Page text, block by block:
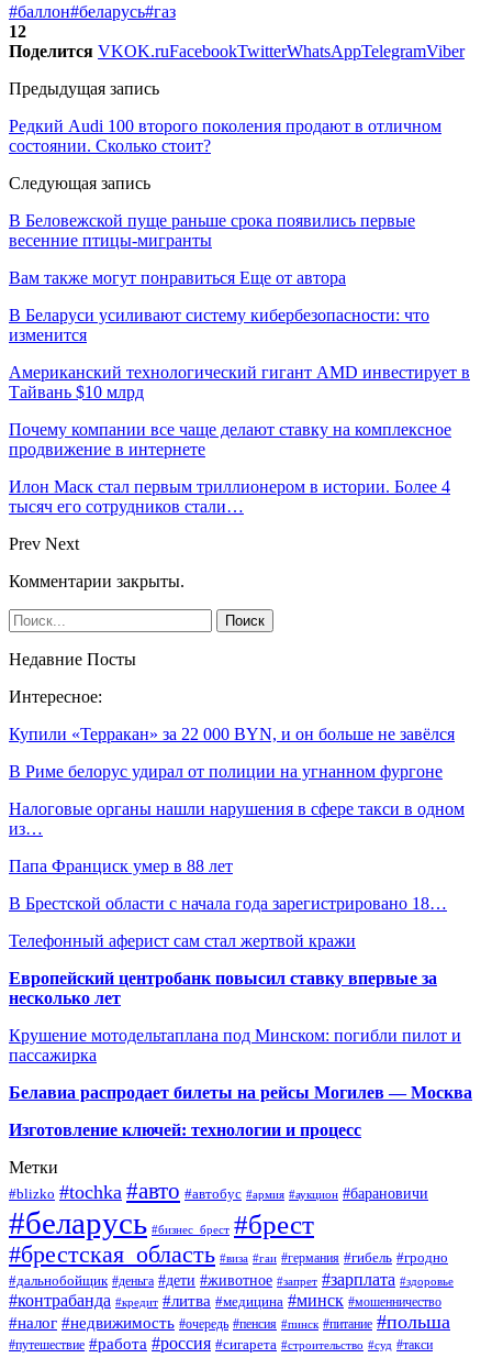
#баллон#беларусь#газ
12
Поделится VKOK.ruFacebookTwitterWhatsAppTelegramViber
Предыдущая запись
Редкий Audi 100 второго поколения продают в отличном
состоянии. Сколько стоит?
Следующая запись
В Беловежской пуще раньше срока появились первые
весенние птицы-мигранты
Вам также могут понравиться Еще от автора
В Беларуси усиливают систему кибербезопасности: что
изменится
Американский технологический гигант AMD инвестирует в
Тайвань $10 млрд
Почему компании все чаще делают ставку на комплексное
продвижение в интернете
Илон Маск стал первым триллионером в истории. Более 4
тысяч его сотрудников стали…
Prev Next
Комментарии закрыты.
Недавние Посты
Интересное:
Купили «Терракан» за 22 000 BYN, и он больше не завёлся
В Риме белорус удирал от полиции на угнанном фургоне
Налоговые органы нашли нарушения в сфере такси в одном
из…
Папа Франциск умер в 88 лет
В Брестской области с начала года зарегистрировано 18…
Телефонный аферист сам стал жертвой кражи
Европейский центробанк повысил ставку впервые за
несколько лет
Крушение мотодельтаплана под Минском: погибли пилот и
пассажирка
Белавиа распродает билеты на рейсы Могилев — Москва
Изготовление ключей: технологии и процесс
Метки
#blizko #tochka #авто #автобус #армия #аукцион #барановичи
#беларусь #бизнес_брест #брест
#брестская_область #виза #гаи #германия #гибель #гродно
#дальнобойщик #деньга #дети #животное #запрет #зарплата #здоровье
#контрабанда #кредит #литва #медицина #минск #мошенничество
#налог #недвижимость #очередь #пенсия #пинск #питание #польша
#путешествие #работа #россия #сигарета #строительство #суд #такси